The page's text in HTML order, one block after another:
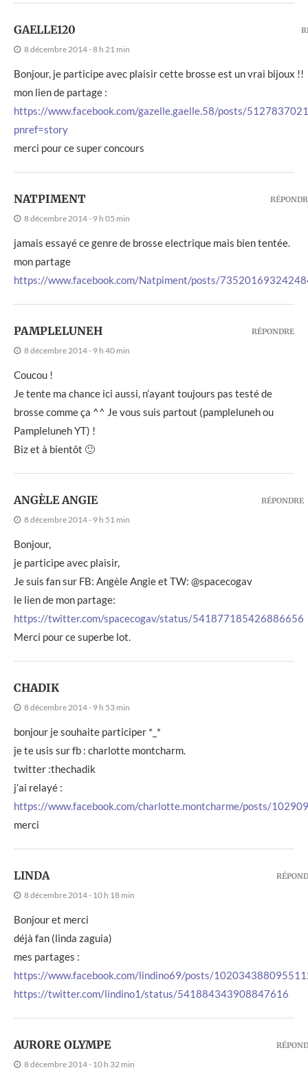
GAELLE120
8 décembre 2014 - 8 h 21 min
Bonjour, je participe avec plaisir cette brosse est un vrai bijoux !!
mon lien de partage :
https://www.facebook.com/gazelle.gaelle.58/posts/
pnref=story
merci pour ce super concours
NATPIMENT
8 décembre 2014 - 9 h 05 min
jamais essayé ce genre de brosse electrique mais bien tentée.
mon partage
https://www.facebook.com/Natpiment/posts/
PAMPLELUNEH
8 décembre 2014 - 9 h 40 min
Coucou !
Je tente ma chance ici aussi, n’ayant toujours pas testé de
brosse comme ça ^^ Je vous suis partout (pampleluneh ou
Pampleluneh YT) !
Biz et à bientôt 🙂
RÉPONDRE
ANGÈLE ANGIE
8 décembre 2014 - 9 h 51 min
Bonjour,
je participe avec plaisir,
Je suis fan sur FB: Angèle Angie et TW: @spacecogav
le lien de mon partage:
https://twitter.com/spacecogav/status/541877185426886656
Merci pour ce superbe lot.
RÉPONDRE
CHADIK
8 décembre 2014 - 9 h 53 min
bonjour je souhaite participer *_*
je te usis sur fb : charlotte montcharm.
twitter :thechadik
j’ai relayé :
https://www.facebook.com/charlotte.montcharme/posts/
merci
LINDA
8 décembre 2014 - 10 h 18 min
Bonjour et merci
déjà fan (linda zaguia)
mes partages :
https://www.facebook.com/lindino69/posts/
https://twitter.com/lindino1/status/541884343908847616
AURORE OLYMPE
8 décembre 2014 - 10 h 32 min